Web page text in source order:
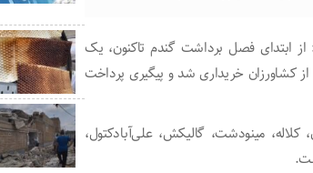
از ابتدای فصل برداشت گندم تاکنون، یک
به صورت تضمینی از کشاورزان خریداری شد و پیگیری پرداخت
گرگان، کلاله، مینودشت، گالیکش، علی‌آبادکتول،